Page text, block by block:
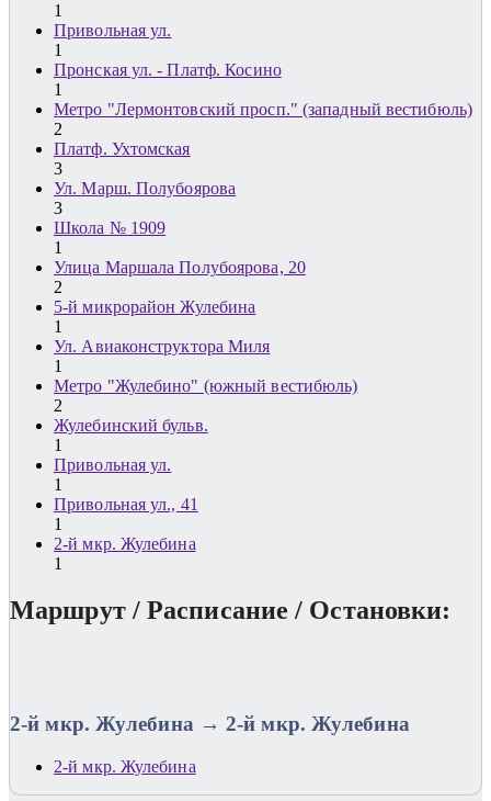
1
Привольная ул.
1
Пронская ул. - Платф. Косино
1
Метро "Лермонтовский просп." (западный вестибюль)
2
Платф. Ухтомская
3
Ул. Марш. Полубоярова
3
Школа № 1909
1
Улица Маршала Полубоярова, 20
2
5-й микрорайон Жулебина
1
Ул. Авиаконструктора Миля
1
Метро "Жулебино" (южный вестибюль)
2
Жулебинский бульв.
1
Привольная ул.
1
Привольная ул., 41
1
2-й мкр. Жулебина
1
Маршрут / Расписание / Остановки:
2-й мкр. Жулебина → 2-й мкр. Жулебина
2-й мкр. Жулебина